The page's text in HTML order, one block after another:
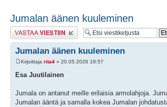
Jumalan äänen kuuleminen
Lähetä vastaus
Jumalan äänen kuuleminen
Kirjoittaja rita4 » 20.05.2026 18:57
Esa Juutilainen
Jumala on antanut meille erilaisia armolahjoja.
Jumalan ääntä ja samalla kokea Jumalan